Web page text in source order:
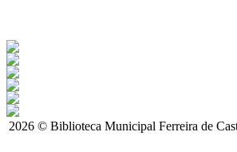
2026 © Biblioteca Municipal Ferreira de